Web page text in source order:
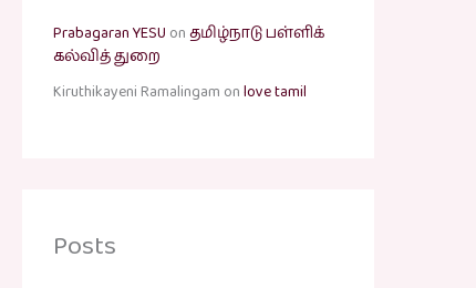
Prabagaran YESU onதமிழ்நாடு பள்ளிக்
கல்வித் துறை
Kiruthikayeni Ramalingam onlove tamil
Posts